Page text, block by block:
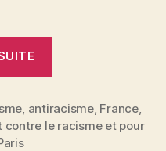
l’Homme
bafoués
antiracisme, France,
contre le racisme et pour